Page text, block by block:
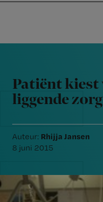
navigation
content
Nursing
Patiënt kiest
liggende
Auteur: Rhijja Jansen
8 juni 2015